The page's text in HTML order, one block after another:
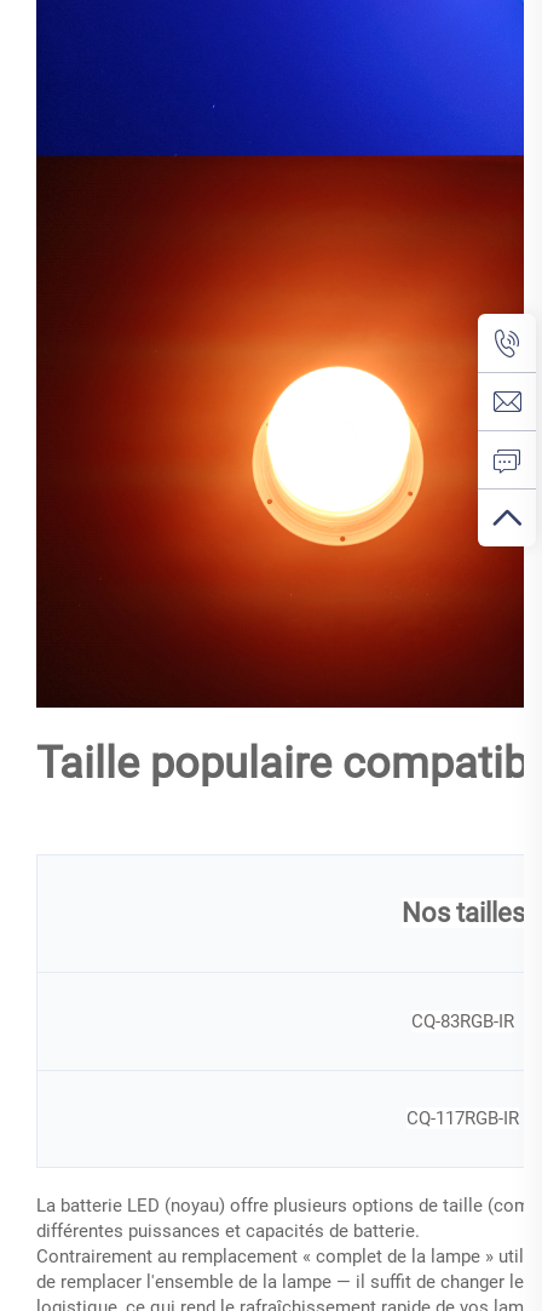
Taille populaire
Nos tailles
CQ-83RGB-IR
CQ-117RGB-IR
La batterie LED (noyau) offre plusieurs options de taille
différentes puissances et capacités de batterie.
Contrairement au remplacement « complet de la lampe »
de remplacer l'ensemble de la lampe — il suffit de changer le